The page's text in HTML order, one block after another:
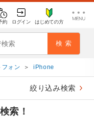
約 ログイン はじめての方
フォン ＞ iPhone
絞り込み検索
索！